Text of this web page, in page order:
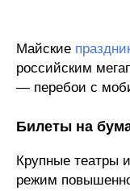
Майские
российским
— перебои с
Билеты на
Крупные театры
режим